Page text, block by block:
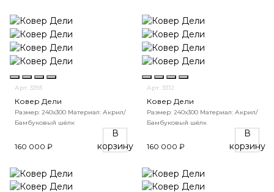
Арт. 3393
Ковер Дели
Размер: 240х300 Материал: Акрил/
Бамбуковый шёлк
160 000 ₽
В
корзину
Арт. 3312
Ковер Дели
Размер: 240х300 Материал: Акрил/
Бамбуковый шёлк
160 000 ₽
В
корзину